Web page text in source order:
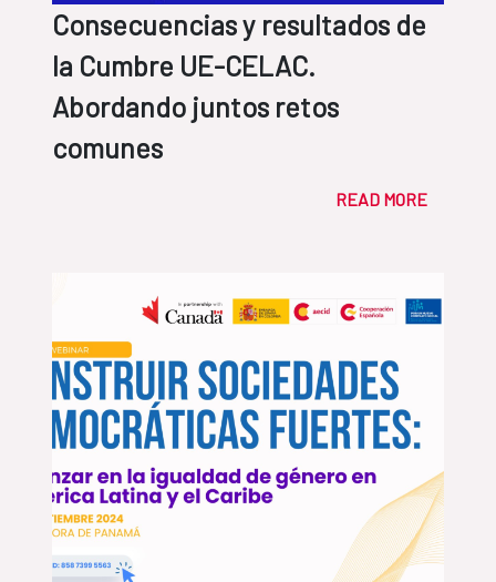
Consecuencias y resultados de
la Cumbre UE-CELAC.
Abordando juntos retos
comunes
READ MORE